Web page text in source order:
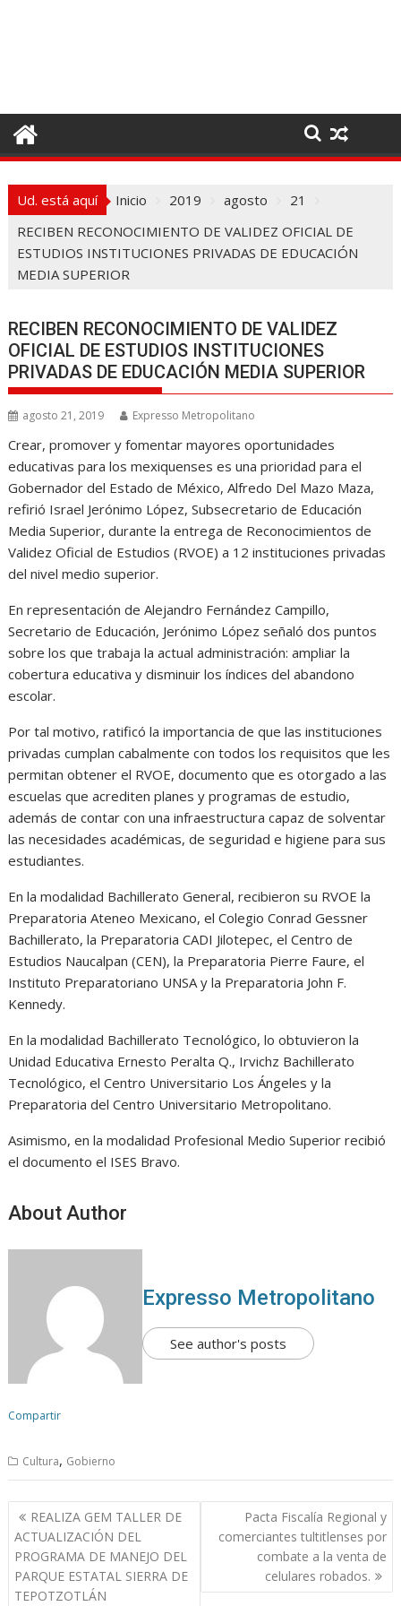
o
t
Ud. está aquí Inicio 2019 agosto
21
RECIBEN RECONOCIMIENTO DE VALIDEZ OFICIAL DE
ESTUDIOS INSTITUCIONES PRIVADAS DE EDUCACIÓN
MEDIA SUPERIOR
RECIBEN RECONOCIMIENTO DE VALIDEZ
OFICIAL DE ESTUDIOS INSTITUCIONES
PRIVADAS DE EDUCACIÓN MEDIA SUPERIOR
agosto 21, 2019 Expresso Metropolitano
Crear, promover y fomentar mayores oportunidades
educativas para los mexiquenses es una prioridad para el
Gobernador del Estado de México, Alfredo Del Mazo Maza,
refirió Israel Jerónimo López, Subsecretario de Educación
Media Superior, durante la entrega de Reconocimientos de
Validez Oficial de Estudios (RVOE) a 12 instituciones privadas
del nivel medio superior.
En representación de Alejandro Fernández Campillo,
Secretario de Educación, Jerónimo López señaló dos puntos
sobre los que trabaja la actual administración: ampliar la
cobertura educativa y disminuir los índices del abandono
escolar.
Por tal motivo, ratificó la importancia de que las instituciones
privadas cumplan cabalmente con todos los requisitos que les
permitan obtener el RVOE, documento que es otorgado a las
escuelas que acrediten planes y programas de estudio,
además de contar con una infraestructura capaz de solventar
las necesidades académicas, de seguridad e higiene para sus
estudiantes.
En la modalidad Bachillerato General, recibieron su RVOE la
Preparatoria Ateneo Mexicano, el Colegio Conrad Gessner
Bachillerato, la Preparatoria CADI Jilotepec, el Centro de
Estudios Naucalpan (CEN), la Preparatoria Pierre Faure, el
Instituto Preparatoriano UNSA y la Preparatoria John F.
Kennedy.
En la modalidad Bachillerato Tecnológico, lo obtuvieron la
Unidad Educativa Ernesto Peralta Q., Irvichz Bachillerato
Tecnológico, el Centro Universitario Los Ángeles y la
Preparatoria del Centro Universitario Metropolitano.
Asimismo, en la modalidad Profesional Medio Superior recibió
el documento el ISES Bravo.
About Author
Expresso Metropolitano
See author's posts
Compartir
Cultura, Gobierno
N
a
v
e
REALIZA GEM TALLER DE
ACTUALIZACIÓN DEL
PROGRAMA DE MANEJO DEL
PARQUE ESTATAL SIERRA DE
TEPOTZOTLÁN
Pacta Fiscalía Regional y
comerciantes tultitlenses por
combate a la venta de
celulares robados.